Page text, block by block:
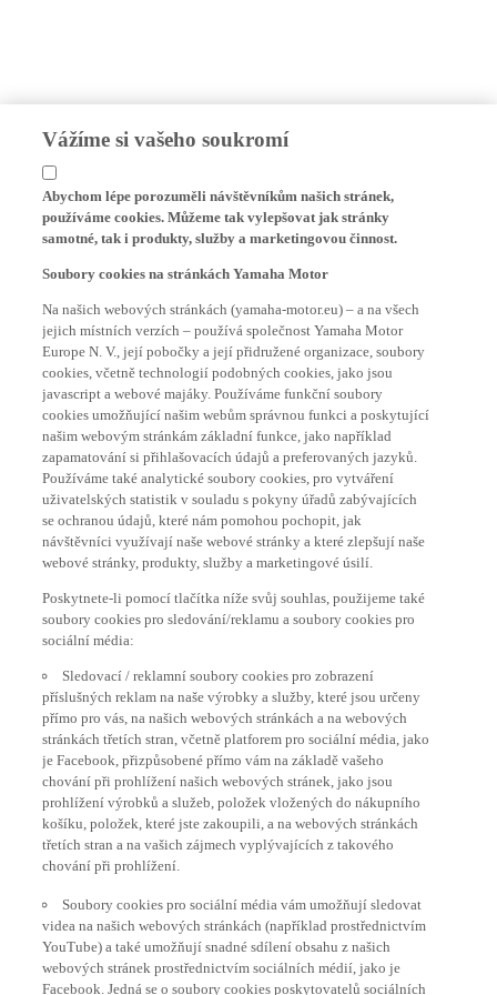
Vážíme si vašeho soukromí
Abychom lépe porozuměli návštěvníkům našich stránek,
používáme cookies. Můžeme tak vylepšovat jak stránky
samotné, tak i produkty, služby a marketingovou činnost.
Soubory cookies na stránkách Yamaha Motor
Na našich webových stránkách (yamaha-motor.eu) – a na všech
jejich místních verzích – používá společnost Yamaha Motor
Europe N. V., její pobočky a její přidružené organizace, soubory
cookies, včetně technologií podobných cookies, jako jsou
javascript a webové majáky. Používáme funkční soubory
cookies umožňující našim webům správnou funkci a poskytující
našim webovým stránkám základní funkce, jako například
zapamatování si přihlašovacích údajů a preferovaných jazyků.
Používáme také analytické soubory cookies, pro vytváření
uživatelských statistik v souladu s pokyny úřadů zabývajících
se ochranou údajů, které nám pomohou pochopit, jak
návštěvníci využívají naše webové stránky a které zlepšují naše
webové stránky, produkty, služby a marketingové úsilí.
Poskytnete-li pomocí tlačítka níže svůj souhlas, použijeme také
soubory cookies pro sledování/reklamu a soubory cookies pro
sociální média:
Sledovací / reklamní soubory cookies pro zobrazení
příslušných reklam na naše výrobky a služby, které jsou určeny
přímo pro vás, na našich webových stránkách a na webových
stránkách třetích stran, včetně platforem pro sociální média, jako
je Facebook, přizpůsobené přímo vám na základě vašeho
chování při prohlížení našich webových stránek, jako jsou
prohlížení výrobků a služeb, položek vložených do nákupního
košíku, položek, které jste zakoupili, a na webových stránkách
třetích stran a na vašich zájmech vyplývajících z takového
chování při prohlížení.
Soubory cookies pro sociální média vám umožňují sledovat
videa na našich webových stránkách (například prostřednictvím
YouTube) a také umožňují snadné sdílení obsahu z našich
webových stránek prostřednictvím sociálních médií, jako je
Facebook. Jedná se o soubory cookies poskytovatelů sociálních